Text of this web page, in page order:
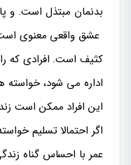
بدنمان مبتذل است. و
عشق واقعی معنوی
کثیف است. افرادی که
اداره می شود،
این افراد ممکن است
اگر احتمالا تسلیم
عمر با احساس گناه